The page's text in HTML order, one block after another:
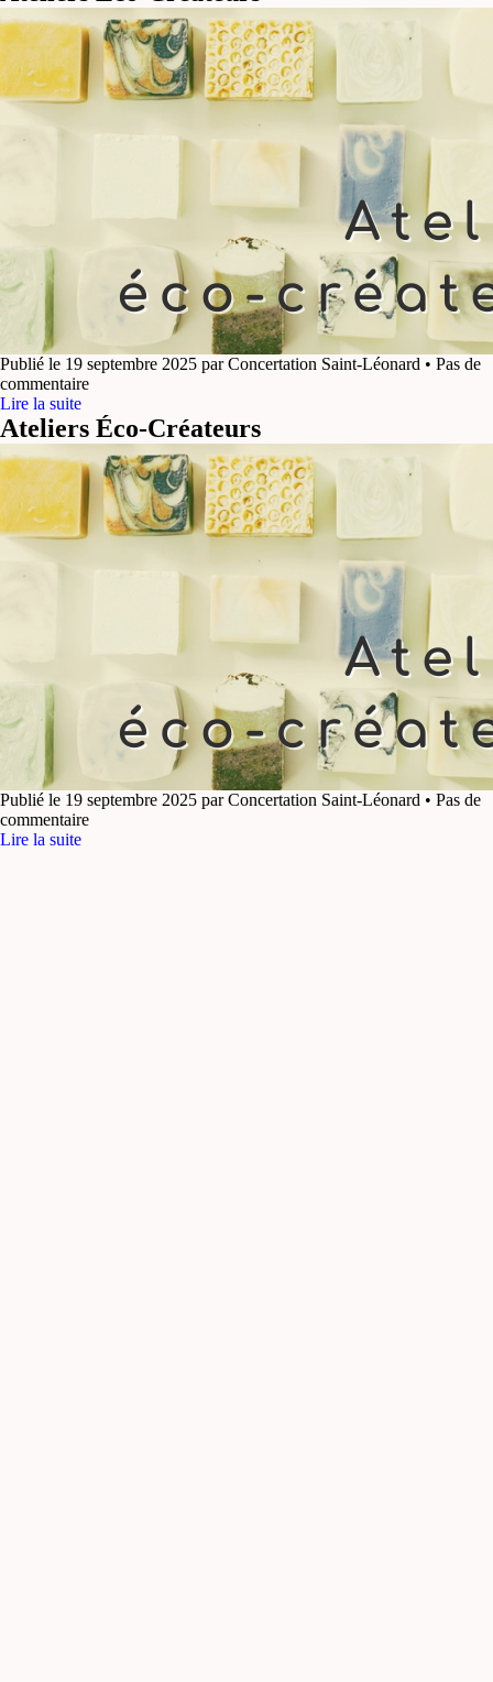
Publié le 19 septembre 2025 par Concertation Saint-Léonard • Pas de
commentaire
Lire la suite
Ateliers Éco-Créateurs
Publié le 19 septembre 2025 par Concertation Saint-Léonard • Pas de
commentaire
Lire la suite